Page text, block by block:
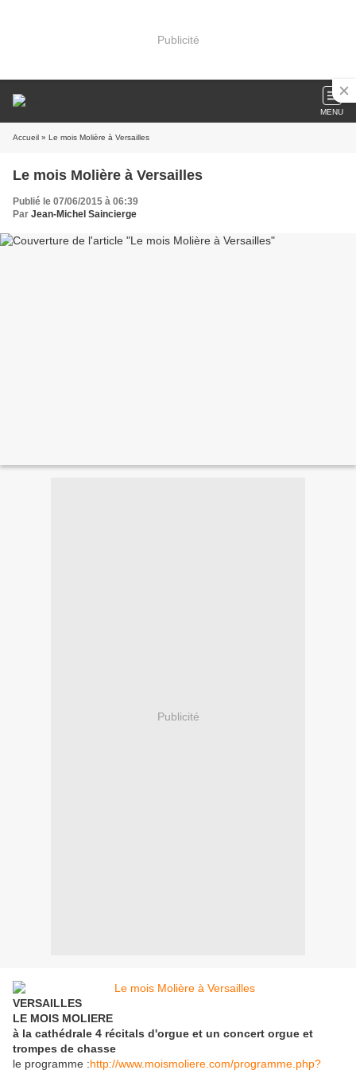
Publicité
MENU
Accueil » Le mois Molière à Versailles
Le mois Molière à Versailles
Publié le 07/06/2015 à 06:39
Par Jean-Michel Saincierge
Publicité
VERSAILLES
LE MOIS MOLIERE
à la cathédrale 4 récitals d'orgue et un concert orgue et
trompes de chasse
le programme :http://www.moismoliere.com/programme.php?